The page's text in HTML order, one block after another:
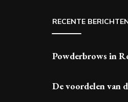
RECENTE
Powderbrows in
De voordelen van